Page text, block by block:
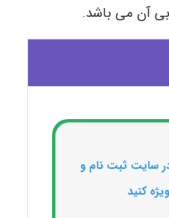
آن می باشد.
سایت ثبت نام و
کنید